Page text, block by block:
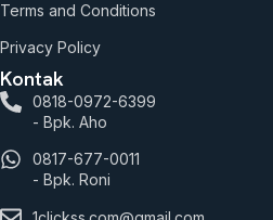
Terms and Conditions
Privacy Policy
Kontak
0818-0972-6399
- Bpk. Aho
0817-677-0011
- Bpk. Roni